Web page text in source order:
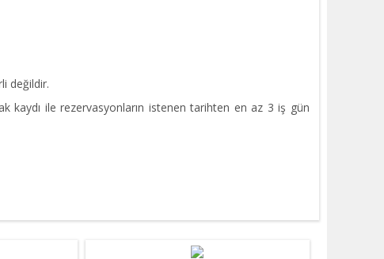
değildir.
kaydı ile rezervasyonların istenen tarihten en az 3 iş gün